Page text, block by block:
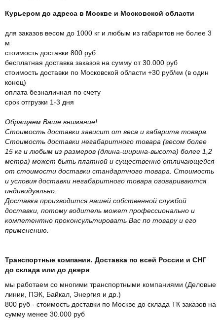
Курьером до адреса в Москве и Московской области
для заказов весом до 1000 кг и любым из габаритов не более 3
м
стоимость доставки 800 руб
бесплатная доставка заказов на сумму от 30.000 руб
стоимость доставки по Московской области +30 руб/км (в один
конец)
оплата безналичная по счету
срок отгрузки 1-3 дня
Обращаем Ваше внимание!
Стоимость доставки зависит от веса и габарита товара.
Стоимость доставки негабаритного товара (весом более
15 кг и любым из размеров (длина-ширина-высота) более 1,2
метра) может быть платной и существенно отличающейся
от стоимости доставки стандартного товара. Стоимость
и условия доставки негабаритного товара оговариваются
индивидуально.
Доставка производится нашей собственной службой
доставки, потому водитель может профессионально и
компетентно проконсультировать Вас по товару и его
применению.
Транспортные компании. Доставка по всей России и СНГ
до склада или до двери
мы работаем со многими транспортными компаниями (Деловые
линии, ПЭК, Байкал, Энергия и др.)
800 руб - стоимость доставки по Москве до склада ТК заказов на
сумму менее 30.000 руб